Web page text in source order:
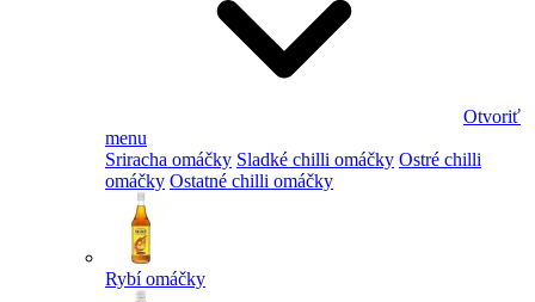
Otvoriť
menu
Sriracha omáčky Sladké chilli omáčky Ostré chilli
omáčky Ostatné chilli omáčky
Rybí omáčky